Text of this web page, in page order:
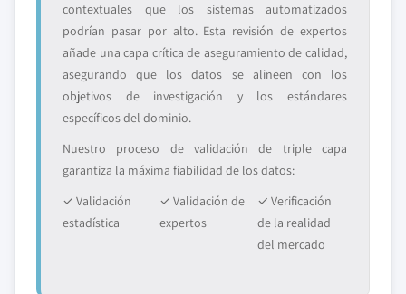
contextuales que los sistemas automatizados
podrían pasar por alto. Esta revisión de expertos
añade una capa crítica de aseguramiento de calidad,
asegurando que los datos se alineen con los
objetivos de investigación y los estándares
específicos del dominio.
Nuestro proceso de validación de triple capa
garantiza la máxima fiabilidad de los datos:
✓ Validación
estadística
✓ Validación de
expertos
✓ Verificación
de la realidad
del mercado